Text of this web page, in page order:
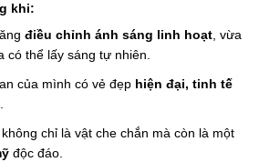
khi:
điều chỉnh ánh sáng linh hoạt, vừa
có thể lấy sáng tự nhiên.
của mình có vẻ đẹp hiện đại, tinh tế
chỉ là vật che chắn mà còn là một
độc đáo.